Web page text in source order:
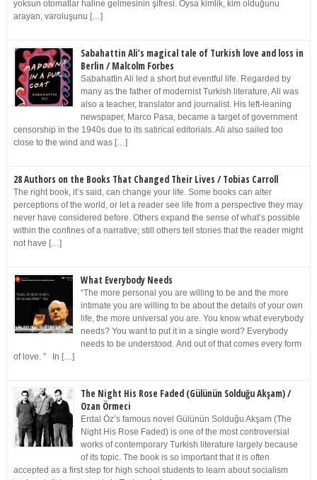
yoksun otomatlar haline gelmesinin şifresi. Oysa kimlik, kim olduğunu
arayan, varoluşunu […]
Sabahattin Ali’s magical tale of Turkish love and loss in
Berlin / Malcolm Forbes
Sabahattin Ali led a short but eventful life. Regarded by
many as the father of modernist Turkish literature, Ali was
also a teacher, translator and journalist. His left-leaning
newspaper, Marco Pasa, became a target of government
censorship in the 1940s due to its satirical editorials. Ali also sailed too
close to the wind and was […]
28 Authors on the Books That Changed Their Lives / Tobias Carroll
The right book, it’s said, can change your life. Some books can alter
perceptions of the world, or let a reader see life from a perspective they may
never have considered before. Others expand the sense of what’s possible
within the confines of a narrative; still others tell stories that the reader might
not have […]
What Everybody Needs
“The more personal you are willing to be and the more
intimate you are willing to be about the details of your own
life, the more universal you are. You know what everybody
needs? You want to put it in a single word? Everybody
needs to be understood. And out of that comes every form
of love. ” In […]
The Night His Rose Faded (Gülünün Solduğu Akşam) /
Ozan Örmeci
Erdal Öz’s famous novel Gülünün Solduğu Akşam (The
Night His Rose Faded) is one of the most controversial
works of contemporary Turkish literature largely because
of its topic. The book is so important that it is often
accepted as a first step for high school students to learn about socialism